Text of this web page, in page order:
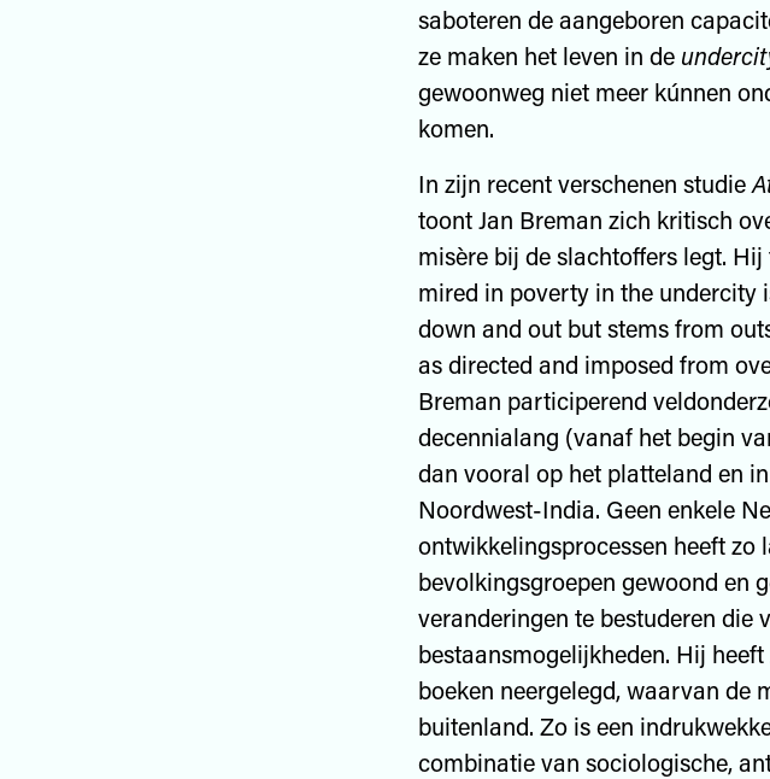
saboteren de aangeboren
ze maken het leven in de
gewoonweg niet meer kúnnen
komen.
In zijn recent verschenen studie
toont Jan Breman zich kritisch
misère bij de slachtoffers legt.
mired in poverty in the
down and out but stems from
as directed and imposed from
Breman participerend
decennialang (vanaf het begin
dan vooral op het platteland en
Noordwest-India. Geen enkele
ontwikkelingsprocessen heeft zo
bevolkingsgroepen gewoond en
veranderingen te bestuderen die
bestaansmogelijkheden. Hij
boeken neergelegd, waarvan de
buitenland. Zo is een
combinatie van sociologische,